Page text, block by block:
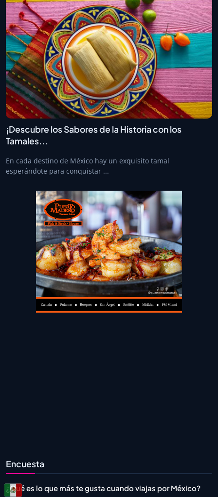
¡Descubre los Sabores de la Historia con los
Tamales...
En cada destino de México hay un exquisito tamal
esperándote para conquistar ...
Encuesta
¿Qué es lo que más te gusta cuando viajas por México?